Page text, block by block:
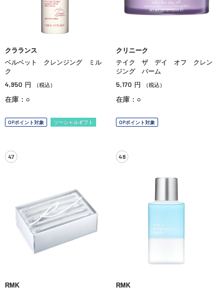
クラランス
ベルベット クレンジング ミル
ク
4,950 円 （税込）
在庫：○
OPポイント対象 ソーシャルギフト
クリニーク
テイク ザ デイ オフ クレン
ジング バーム
5,170 円 （税込）
在庫：○
OPポイント対象
47
RMK
48
RMK